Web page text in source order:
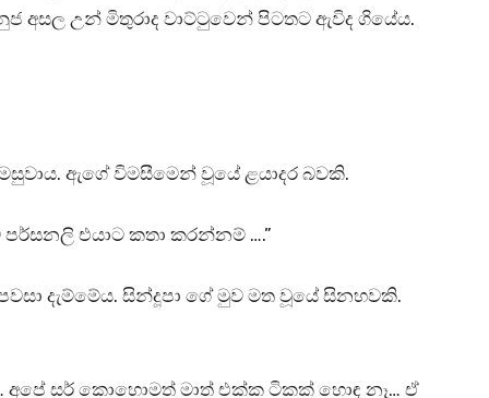
අසල උන් මිතුරාද වාට්ටුවෙන් පිටතට ඇවිද ගියේය.
ඇගේ විමසීමෙන් වූයේ ළයාදර බවකි.
එයාට කතා කරන්නම් ….”
දැම්මේය. සින්දූපා ගේ මුව මත වූයේ සිනහවකි.
අපේ සර් කොහොමත් මාත් එක්ක ටිකක් හොඳ නෑ… ඒ